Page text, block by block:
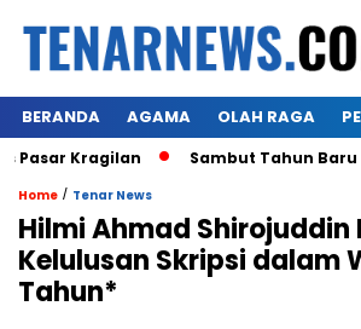
BERANDA AGAMA OLAH RAGA
Kragilan Sambut Tahun Baru
Home / Tenar News
Hilmi Ahmad Shirojuddin
Kelulusan Skripsi dalam
Tahun*